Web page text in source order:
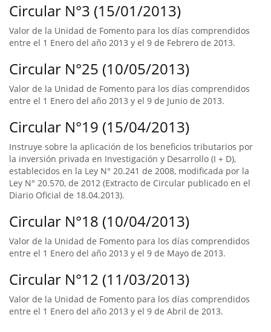
Circular N°3 (15/01/2013)
Valor de la Unidad de Fomento para los días comprendidos
entre el 1 Enero del año 2013 y el 9 de Febrero de 2013.
Circular N°25 (10/05/2013)
Valor de la Unidad de Fomento para los días comprendidos
entre el 1 Enero del año 2013 y el 9 de Junio de 2013.
Circular N°19 (15/04/2013)
Instruye sobre la aplicación de los beneficios tributarios por
la inversión privada en Investigación y Desarrollo (I + D),
establecidos en la Ley N° 20.241 de 2008, modificada por la
Ley N° 20.570, de 2012 (Extracto de Circular publicado en el
Diario Oficial de 18.04.2013).
Circular N°18 (10/04/2013)
Valor de la Unidad de Fomento para los días comprendidos
entre el 1 Enero del año 2013 y el 9 de Mayo de 2013.
Circular N°12 (11/03/2013)
Valor de la Unidad de Fomento para los días comprendidos
entre el 1 Enero del año 2013 y el 9 de Abril de 2013.